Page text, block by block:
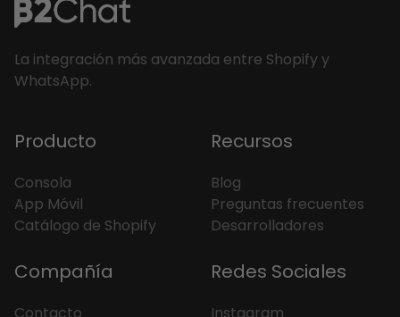
La integración más avanzada entre Shopify y
WhatsApp.
Producto
Consola
App Móvil
Catálogo de Shopify
Recursos
Blog
Preguntas frecuentes
Desarrolladores
Compañía Redes Sociales